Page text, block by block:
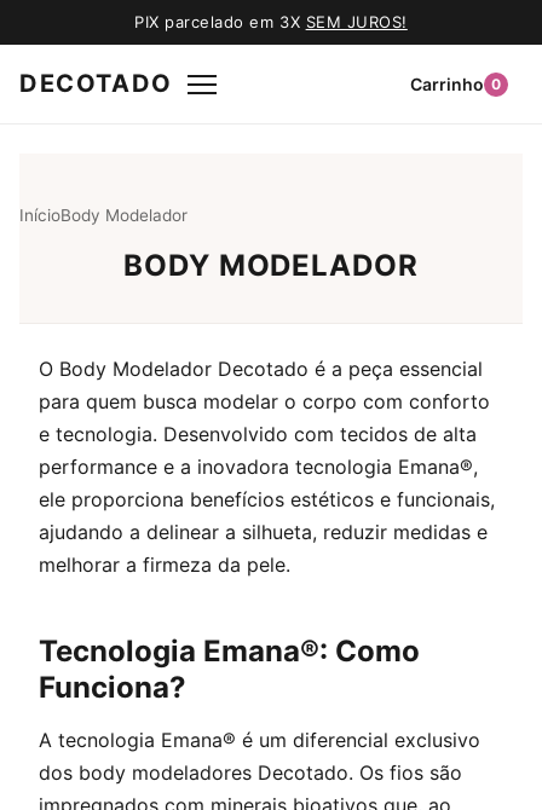
PIX parcelado em 3X SEM JUROS!
DECOTADO Carrinho 0
InícioBody Modelador
BODY MODELADOR
O Body Modelador Decotado é a peça essencial
para quem busca modelar o corpo com conforto
e tecnologia. Desenvolvido com tecidos de alta
performance e a inovadora tecnologia Emana®,
ele proporciona benefícios estéticos e funcionais,
ajudando a delinear a silhueta, reduzir medidas e
melhorar a firmeza da pele.
Tecnologia Emana®: Como
Funciona?
A tecnologia Emana® é um diferencial exclusivo
dos body modeladores Decotado. Os fios são
impregnados com minerais bioativos que, ao